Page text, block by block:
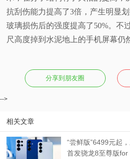
科
普
题
抗刮伤能力提高了3倍，产生明显
玻璃损伤后的强度提高了50%。不
尺高度掉到水泥地上的手机屏幕仍
分享到朋友圈
-->
相关文章
“尝鲜版”6499元起
首发骁龙8至尊版